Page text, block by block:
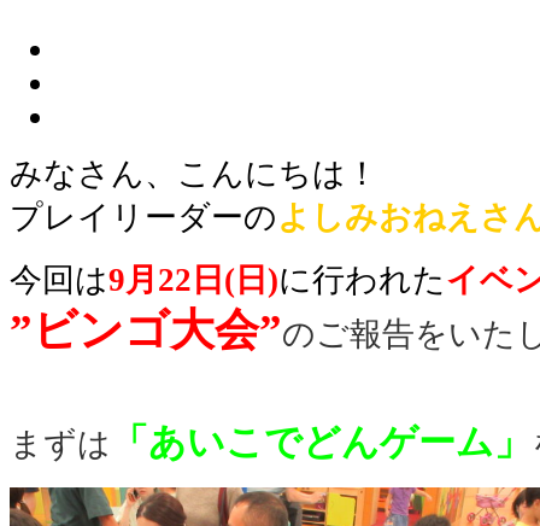
みなさん、こんにちは！
プレイリーダーのよしみおねえさ
今回は9月22日(日)に行われたイベ
”ビンゴ大会”のご報告をいた
まずは 「あいこでどんゲーム」